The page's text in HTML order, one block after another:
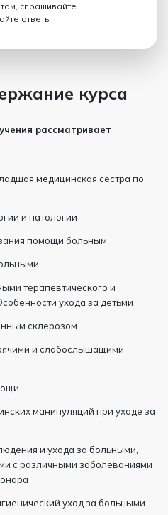
спрашивайте
ответы
курса
рассматривает
медицинская сестра по
и патологии
помощи больным
терапевтического и
ухода за детьми
склерозом
и слабослышащими
манипуляций при уходе за
и ухода за больными,
с различными заболеваниями
уход за больными